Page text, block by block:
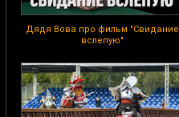
Дядя Вова про фильм "Свидание
вслепую"